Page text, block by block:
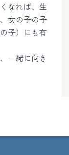
なれば、生
女の子の子
子）にも有
一緒に向き